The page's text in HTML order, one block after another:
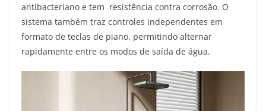
antibacteriano e tem resistência contra corrosão. O
sistema também traz controles independentes em
formato de teclas de piano, permitindo alternar
rapidamente entre os modos de saída de água.